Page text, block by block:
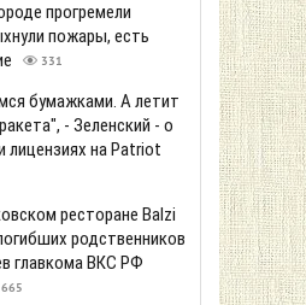
прогремели
пожары, есть
331
бумажками. А летит
- Зеленский - о
лицензиях на Patriot
ресторане Balzi
родственников
главкома ВКС РФ
665